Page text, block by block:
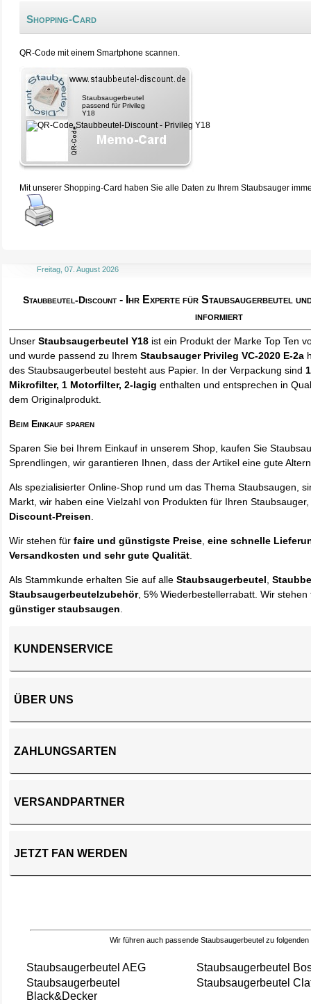
Shopping-Card
QR-Code mit einem Smartphone scannen.
Staubsaugerbeutel
passend für Privileg
Y18
Mit unserer Shopping-Card haben Sie alle Daten zu Ihrem Staubsauger
Freitag, 07. August 2026
Staubbeutel-Discount - Ihr Experte für Staubsaugerbeutel
informiert
UnserStaubsaugerbeutel Y18 ist ein Produkt der Marke Top Ten
und wurde passend zu IhremStaubsauger Privileg VC-2020 E-2a
des Staubsaugerbeutel besteht aus Papier. In der Verpackung sind
Mikrofilter, 1 Motorfilter, 2-lagig enthalten und entsprechen in
dem Originalprodukt.
Beim Einkauf sparen
Sparen Sie bei Ihrem Einkauf in unserem Shop, kaufen Sie
Sprendlingen, wir garantieren Ihnen, dass der Artikel eine gute
Als spezialisierter Online-Shop rund um das Thema Staubsaugen,
Markt, wir haben eine Vielzahl von Produkten für Ihren
Discount-Preisen.
Wir stehen fürfaire und günstigste Preise,eine schnelle
Versandkosten und sehr gute Qualität.
Als Stammkunde erhalten Sie auf alleStaubsaugerbeutel,
Staubsaugerbeutelzubehör, 5% Wiederbestellerrabatt. Wir
günstiger staubsaugen.
KUNDENSERVICE
ÜBER UNS
ZAHLUNGSARTEN
VERSANDPARTNER
JETZT FAN WERDEN
Wir führen auch passende Staubsaugerbeutel zu folgenden
Staubsaugerbeutel AEG
Staubsaugerbeutel
Staubsaugerbeutel
Black&Decker
Staubsaugerbeutel